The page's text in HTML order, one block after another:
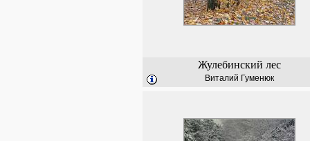
Жулебинский лес
Виталий Гуменюк